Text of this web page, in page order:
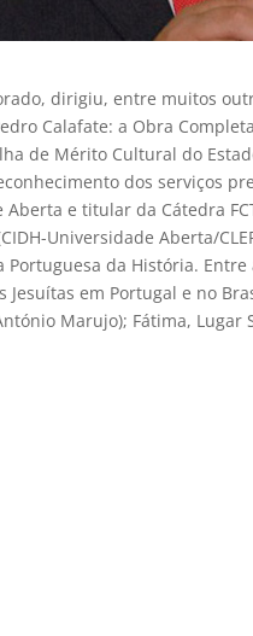
dirigiu, entre muitos
Calafate: a Obra
de Mérito Cultural do
dos serviços
e titular da Cátedra
Universidade Aberta/
da História.
em Portugal e no
Marujo); Fátima, Lugar